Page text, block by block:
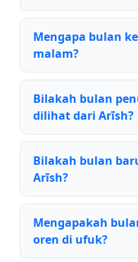
Mengapa bulan
malam?
Bilakah bulan
dilihat dari Arīsh?
Bilakah bulan
Arīsh?
Mengapakah
oren di ufuk?